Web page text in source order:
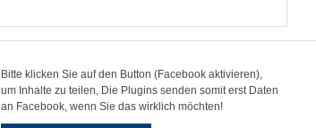
Bitte klicken Sie auf den Button (Facebook aktivieren),
um Inhalte zu teilen, Die Plugins senden somit erst Daten
an Facebook, wenn Sie das wirklich möchten!